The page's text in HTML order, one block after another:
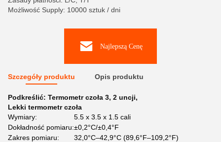
Możliwość Supply: 10000 sztuk / dni
Najlepszą Cenę
Szczegóły produktu Opis produktu
Podkreślić: Termometr czoła 3, 2 uncji,
Lekki termometr czoła
Wymiary:
5.5 x 3.5 x 1.5 cali
Dokładność pomiaru:±0,2°C/±0,4°F
Zakres pomiaru:
32,0°C–42,9°C (89,6°F–109,2°F)